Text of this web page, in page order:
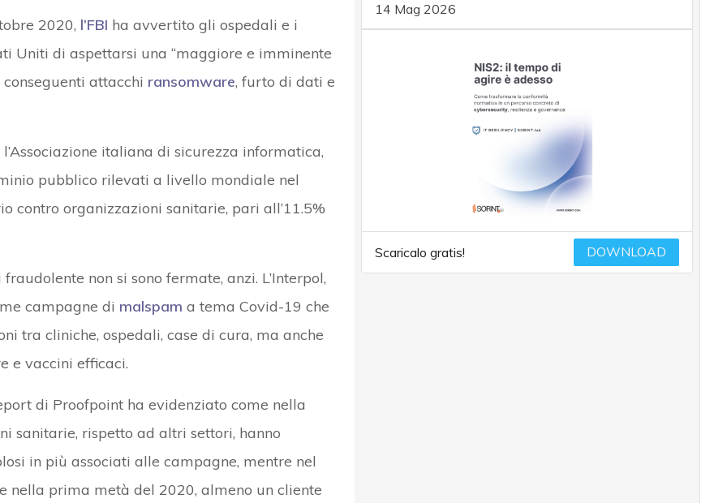
2020, l’FBI ha avvertito gli ospedali e i
Uniti di aspettarsi una “maggiore e imminente
attacchi ransomware, furto di dati e
italiana di sicurezza informatica,
pubblico rilevati a livello mondiale nel
contro organizzazioni sanitarie, pari all’11.5%
non si sono fermate, anzi. L’Interpol,
campagne di malspam a tema Covid-19 che
tra cliniche, ospedali, case di cura, ma anche
e vaccini efficaci.
di Proofpoint ha evidenziato come nella
sanitarie, rispetto ad altri settori, hanno
in più associati alle campagne, mentre nel
nella prima metà del 2020, almeno un cliente
14 Mag 2026
Scaricalo gratis! DOWNLOAD